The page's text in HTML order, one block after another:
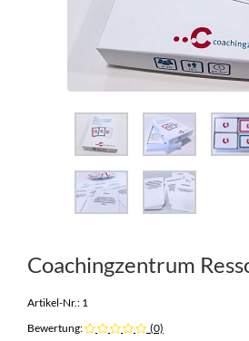
Coachingzentrum
Artikel-Nr.: 1
Bewertung:
(0)